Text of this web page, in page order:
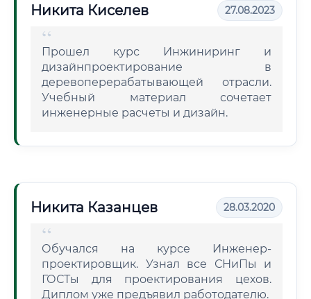
Никита Киселев 27.08.2023
Прошел курс Инжиниринг и
дизайнпроектирование в
деревоперерабатывающей отрасли.
Учебный материал сочетает
инженерные расчеты и дизайн.
Никита Казанцев 28.03.2020
Обучался на курсе Инженер-
проектировщик. Узнал все СНиПы и
ГОСТы для проектирования цехов.
Диплом уже предъявил работодателю.